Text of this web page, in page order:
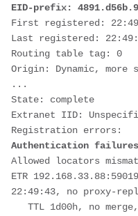
EID-prefix:
First registered:
Last registered:
Routing table tag: 0
Origin: Dynamic, more
...
State: complete
Extranet IID:
Registration errors:
Authentication
Allowed locators
ETR
22:49:43, no proxy-
TTL 1d00h, no